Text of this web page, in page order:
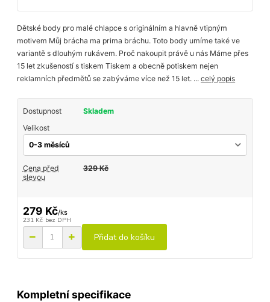
Dětské body pro malé chlapce s originálním a hlavně vtipným
motivem Můj brácha ma prima bráchu. Toto body umíme také ve
variantě s dlouhým rukávem. Proč nakoupit právě u nás Máme přes
15 let zkušeností s tiskem Tiskem a obecně potiskem nejen
reklamních předmětů se zabýváme více než 15 let. ...celý popis
Dostupnost
Skladem
Velikost
Cena před
slevou
329 Kč
279 Kč/ks
231 Kč bez DPH
Přidat do košíku
Kompletní specifikace